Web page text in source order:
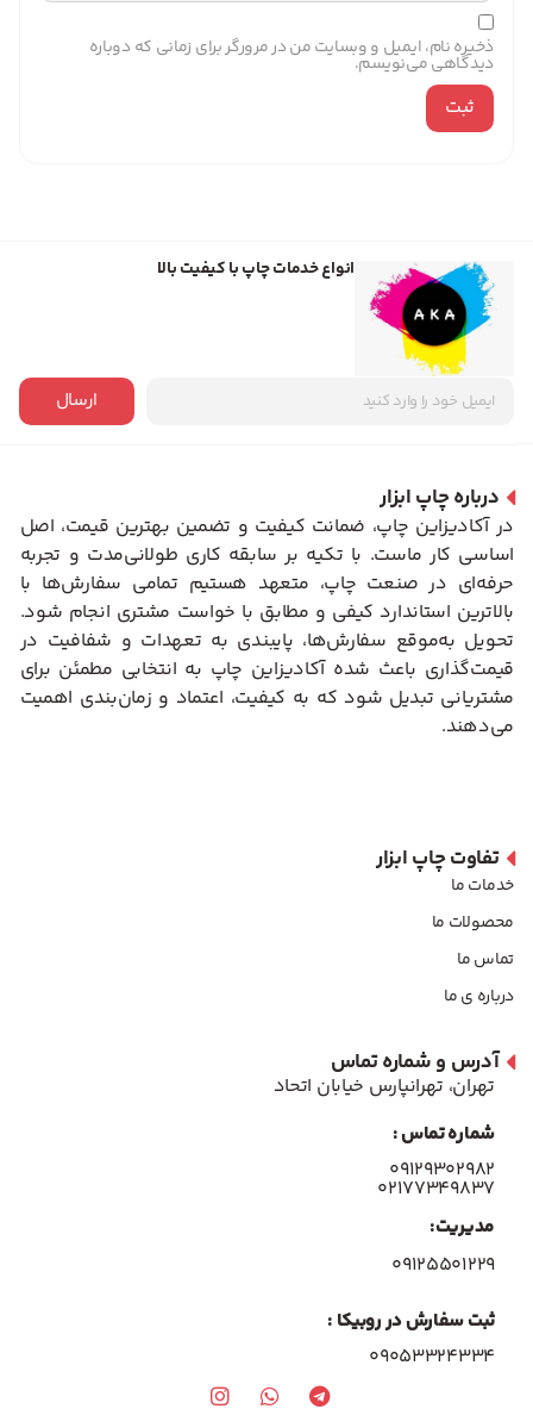
ذخیره نام، ایمیل و وبسایت من در مرورگر برای زمانی که دوباره
دیدگاهی می‌نویسم.
انواع خدمات چاپ با کیفیت بالا
ارسال
درباره چاپ ابزار
در آکادیزاین چاپ، ضمانت کیفیت و تضمین بهترین قیمت، اصل
اساسی کار ماست. با تکیه بر سابقه کاری طولانی‌مدت و تجربه
حرفه‌ای در صنعت چاپ، متعهد هستیم تمامی سفارش‌ها با
بالاترین استاندارد کیفی و مطابق با خواست مشتری انجام شود.
تحویل به‌موقع سفارش‌ها، پایبندی به تعهدات و شفافیت در
قیمت‌گذاری باعث شده آکادیزاین چاپ به انتخابی مطمئن برای
مشتریانی تبدیل شود که به کیفیت، اعتماد و زمان‌بندی اهمیت
می‌دهند.
تفاوت چاپ ابزار
خدمات ما
محصولات ما
تماس ما
درباره ی ما
آدرس و شماره تماس
تهران، تهرانپارس خیابان اتحاد
شماره تماس :
۰۹۱۲۹۳۰۲۹۸۲
۰۲۱۷۷۳۴۹۸۳۷
مدیریت:
۰۹۱۲۵۵۰۱۲۲۹
ثبت سفارش در روبیکا :
09053324334